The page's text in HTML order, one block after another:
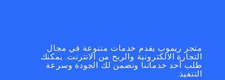
متجر ريموب يقدم خدمات متنوعة في مجال
التجارة الالكترونية والربح من الانترنت. يمكنك
طلب أحد خدماتنا ونضمن لك الجودة وسرعة
التنفيذ.